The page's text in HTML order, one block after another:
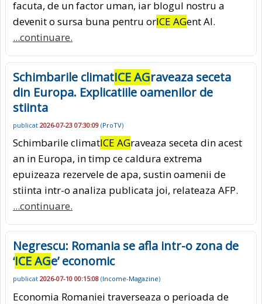
facuta, de un factor uman, iar blogul nostru a
devenit o sursa buna pentru orICE AGent AI.
...continuare.
Schimbarile climatICE AGraveaza seceta
din Europa. Explicatiile oamenilor de
stiinta
publicat 2026-07-23 07:30:09 (ProTV)
Schimbarile climatICE AGraveaza seceta din acest
an in Europa, in timp ce caldura extrema
epuizeaza rezervele de apa, sustin oamenii de
stiinta intr-o analiza publicata joi, relateaza AFP.
...continuare.
Negrescu: Romania se afla intr-o zona de
‘ICE AGe’ economic
publicat 2026-07-10 00:15:08 (Income-Magazine)
Economia Romaniei traverseaza o perioada de